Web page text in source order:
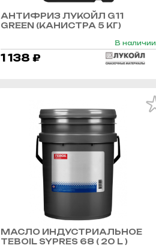
АНТИФРИЗ ЛУКОЙЛ G11
GREEN (КАНИСТРА 5 КГ)
В наличии
1 138 ₽
МАСЛО ИНДУСТРИАЛЬНОЕ
TEBOIL SYPRES 68 ( 20 L )